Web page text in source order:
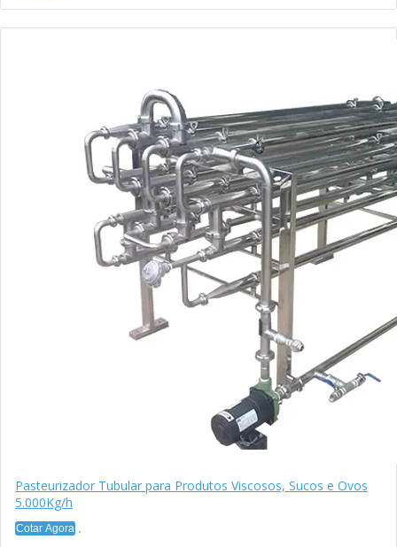
Pasteurizador Tubular para Produtos Viscosos, Sucos e Ovos
5.000Kg/h
Cotar Agora